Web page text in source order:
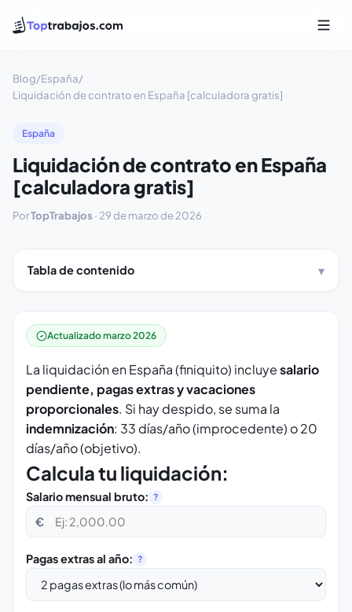
Blog/España/
Liquidación de contrato en España [calculadora gratis]
España
Liquidación de contrato en España
[calculadora gratis]
PorTopTrabajos · 29 de marzo de 2026
Tabla de contenido
Actualizado marzo 2026
La liquidación en España (finiquito) incluyesalario
pendiente, pagas extras y vacaciones
proporcionales. Si hay despido, se suma la
indemnización: 33 días/año (improcedente) o 20
días/año (objetivo).
Calcula tu liquidación:
Salario mensual bruto: ?
€
Pagas extras al año: ?